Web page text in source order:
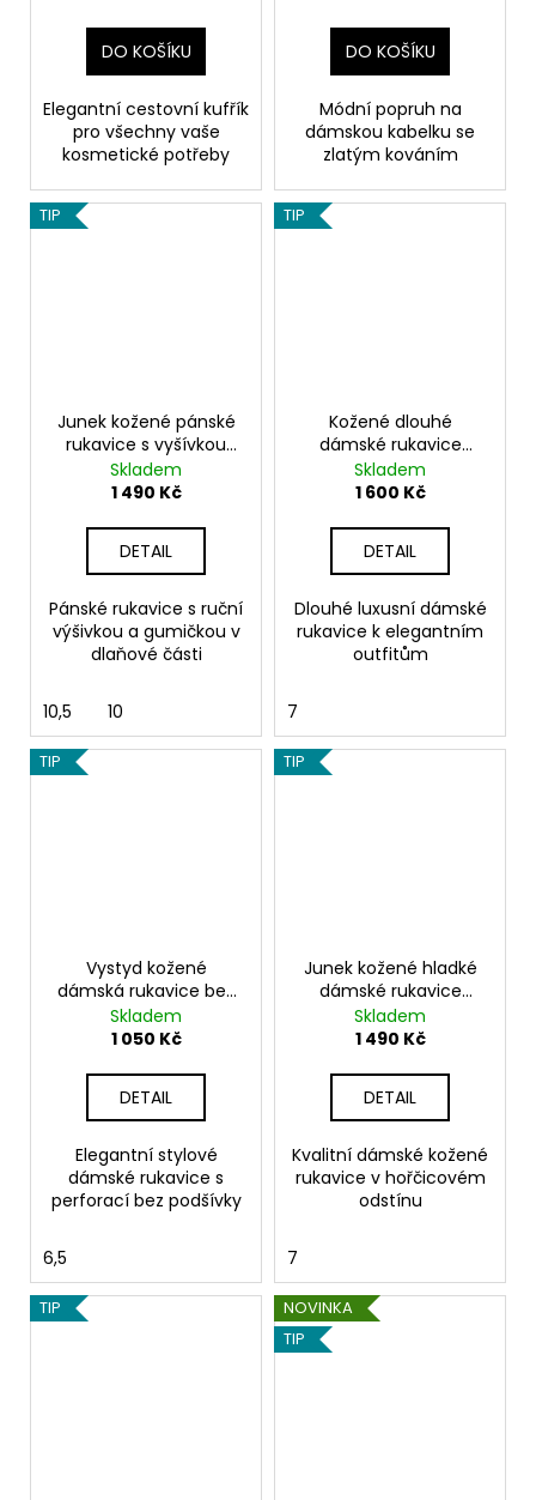
DO KOŠÍKU
Elegantní cestovní kufřík
pro všechny vaše
kosmetické potřeby
DO KOŠÍKU
Módní popruh na
dámskou kabelku se
zlatým kováním
TIP
Junek kožené pánské
rukavice s vyšívkou
tmavě hnědé
Skladem
1 490 Kč
DETAIL
Pánské rukavice s ruční
výšivkou a gumičkou v
dlaňové části
10,5 10
TIP
Kožené dlouhé
dámské rukavice
Junek černé
Skladem
1 600 Kč
DETAIL
Dlouhé luxusní dámské
rukavice k elegantním
outfitům
7
TIP
Vystyd kožené
dámská rukavice bez
podšívky s perforací
světle béžové
Skladem
1 050 Kč
DETAIL
Elegantní stylové
dámské rukavice s
perforací bez podšívky
6,5
TIP
Junek kožené hladké
dámské rukavice
hořčicové
Skladem
1 490 Kč
DETAIL
Kvalitní dámské kožené
rukavice v hořčicovém
odstínu
7
TIP
NOVINKA
TIP